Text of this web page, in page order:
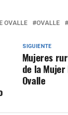
OVALLE OVALLE
SIGUIENTE
Mujeres
de la
Ovalle